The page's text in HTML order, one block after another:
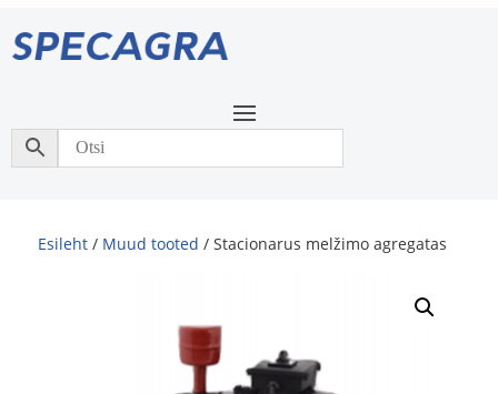
Esileht / Muud tooted / Stacionarus melžimo agregatas